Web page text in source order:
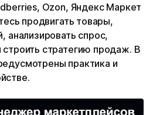
Ozon, Яндекс Маркет
продвигать товары,
анализировать спрос,
строить стратегию продаж. В
практика и